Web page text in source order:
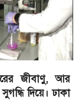
জীবাণু, আর
দিয়ে। ঢাকা